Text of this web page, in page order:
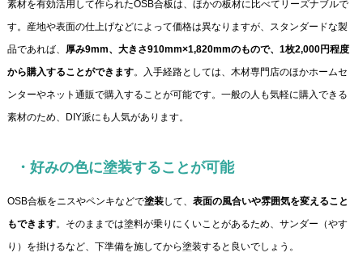
素材を有効活用して作られたOSB合板は、ほかの板材に比べてリーズナブルで
す。産地や表面の仕上げなどによって価格は異なりますが、スタンダードな製
品であれば、 厚み9mm、大きさ910mm×1,820mmのもので、1枚2,000円程度
から購入することができます。入手経路としては、木材専門店のほかホームセ
ンターやネット通販で購入することが可能です。一般の人も気軽に購入できる
素材のため、DIY派にも人気があります。
・好みの色に塗装することが可能
OSB合板をニスやペンキなどで塗装して、表面の風合いや雰囲気を変えること
もできます。そのままでは塗料が乗りにくいことがあるため、サンダー（やす
り）を掛けるなど、下準備を施してから塗装すると良いでしょう。